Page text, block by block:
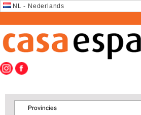
NL - Nederlands
Provincies